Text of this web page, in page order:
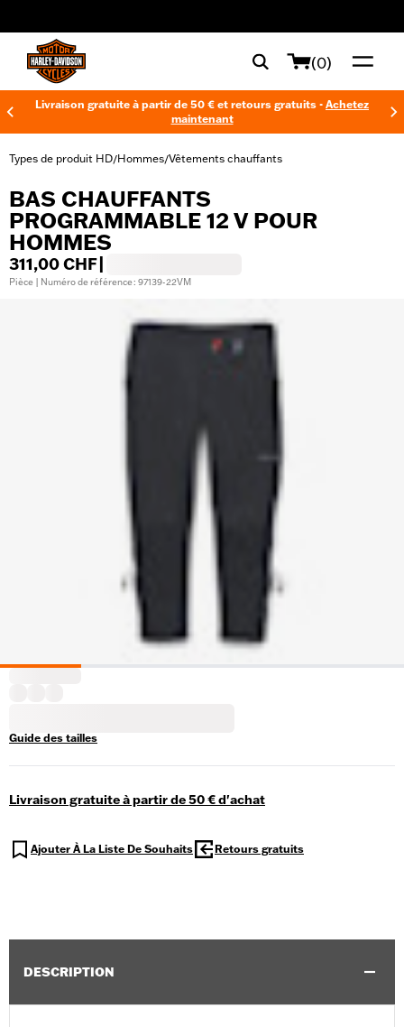
(0)
Livraison gratuite à partir de 50 € et retours gratuits - Achetez
maintenant
Types de produit HD/Hommes/Vêtements chauffants
BAS CHAUFFANTS
PROGRAMMABLE 12 V POUR
HOMMES
311,00 CHF
Pièce | Numéro de référence : 97139-22VM
Guide des tailles
Livraison gratuite à partir de 50 € d'achat
Ajouter À La Liste De Souhaits Retours gratuits
DESCRIPTION